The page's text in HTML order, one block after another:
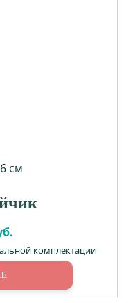
см
комплектации